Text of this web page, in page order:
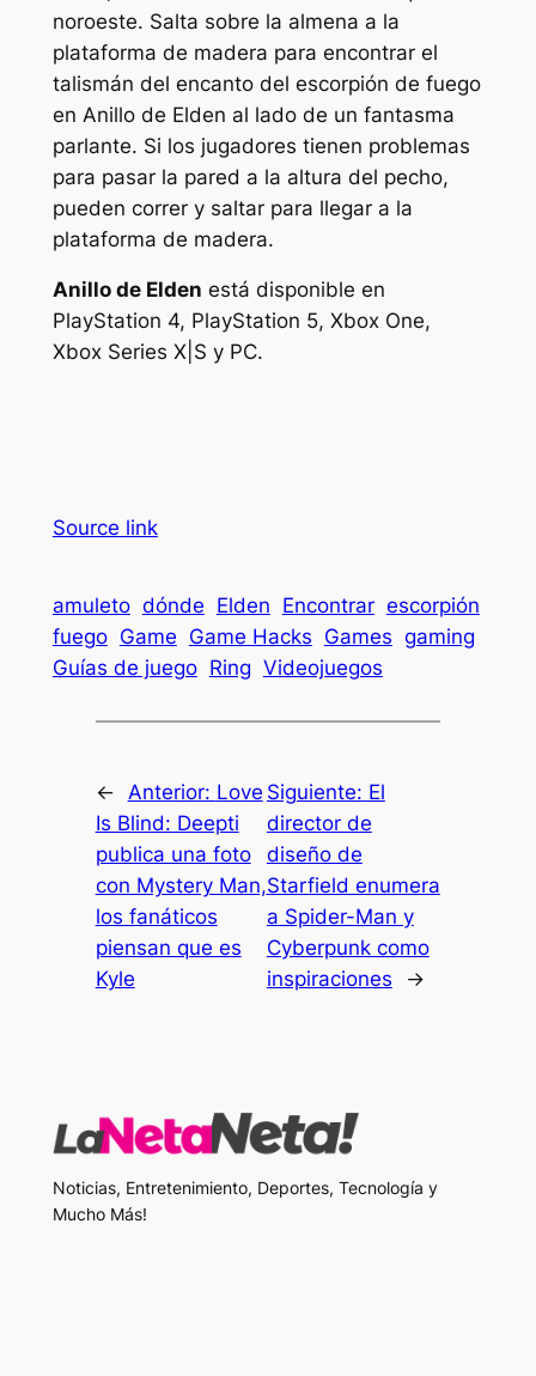
noroeste. Salta sobre la almena a la
plataforma de madera para encontrar el
talismán del encanto del escorpión de fuego
en Anillo de Elden al lado de un fantasma
parlante. Si los jugadores tienen problemas
para pasar la pared a la altura del pecho,
pueden correr y saltar para llegar a la
plataforma de madera.
Anillo de Elden está disponible en
PlayStation 4, PlayStation 5, Xbox One,
Xbox Series X|S y PC.
Source link
amuleto dónde Elden Encontrar escorpión
fuego Game Game Hacks Games gaming
Guías de juego Ring Videojuegos
← Anterior: Love
Is Blind: Deepti
publica una foto
con Mystery Man,
los fanáticos
piensan que es
Kyle
Siguiente: El
director de
diseño de
Starfield enumera
a Spider-Man y
Cyberpunk como
inspiraciones
→
Noticias, Entretenimiento, Deportes, Tecnología y
Mucho Más!